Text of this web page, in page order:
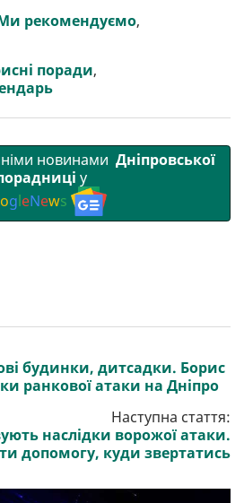
g
r
s
A
r l
рекомендуємо,
поради,
новинами Дніпровської
у
ogleNews
будинки, дитсадки. Борис
ранкової атаки на Дніпро
Наступна стаття:
наслідки ворожої атаки.
допомогу, куди звертатись